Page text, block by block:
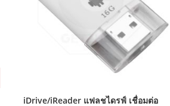
iDrive/iReader แฟลชไดรฟ์ เชื่อมต่อ